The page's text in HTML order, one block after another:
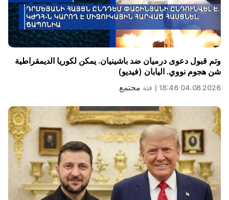
وتم قبول دعوى درميان ضد باشينيان. يمكن لكوريا الديمقراطية
شن هجوم نووي. اليابان (فيديو)
04.08.2026 18:46 | فئة مجتمع